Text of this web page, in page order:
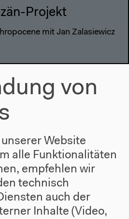
Projekt
mit Jan Zalasiewicz
Projekt | Eine
von Braun und Paulo
von
Website
alle Funktionalitäten
empfehlen wir
technisch
auch der
Inhalte (Video,